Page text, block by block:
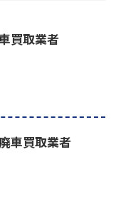
買取業者
車買取業者